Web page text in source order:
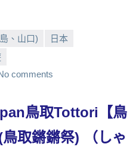
、山口)
日本
comments
鳥取Tottori【鳥
取鏘鏘祭) （しゃ